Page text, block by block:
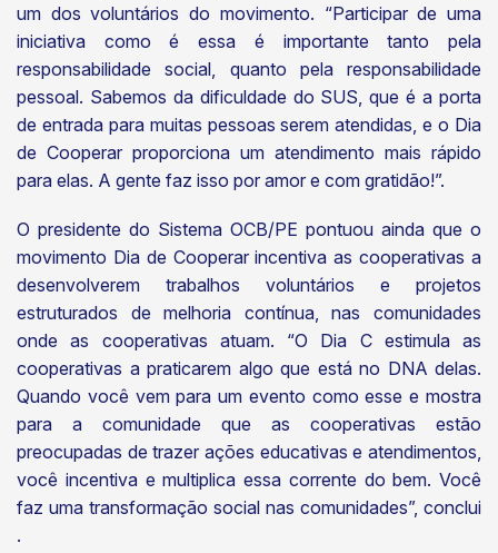
um dos voluntários do movimento. “Participar de uma
iniciativa como é essa é importante tanto pela
responsabilidade social, quanto pela responsabilidade
pessoal. Sabemos da dificuldade do SUS, que é a porta
de entrada para muitas pessoas serem atendidas, e o Dia
de Cooperar proporciona um atendimento mais rápido
para elas. A gente faz isso por amor e com gratidão!”.
O presidente do Sistema OCB/PE pontuou ainda que o
movimento Dia de Cooperar incentiva as cooperativas a
desenvolverem trabalhos voluntários e projetos
estruturados de melhoria contínua, nas comunidades
onde as cooperativas atuam. “O Dia C estimula as
cooperativas a praticarem algo que está no DNA delas.
Quando você vem para um evento como esse e mostra
para a comunidade que as cooperativas estão
preocupadas de trazer ações educativas e atendimentos,
você incentiva e multiplica essa corrente do bem. Você
faz uma transformação social nas comunidades”, conclui
.